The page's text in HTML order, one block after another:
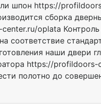
шпон https://
сборка
oplata Контроль
соответствие
наши двери
https://profildoors-
полотно до